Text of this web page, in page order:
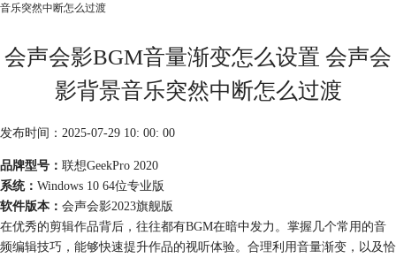
音乐突然中断怎么过渡
会声会影BGM音量渐变怎么设置 会声会
影背景音乐突然中断怎么过渡
发布时间：2025-07-29 10: 00: 00
品牌型号： 联想GeekPro 2020
系统： Windows 10 64位专业版
软件版本： 会声会影2023旗舰版
在优秀的剪辑作品背后，往往都有BGM在暗中发力。掌握几个常用的音
频编辑技巧，能够快速提升作品的视听体验。合理利用音量渐变，以及恰